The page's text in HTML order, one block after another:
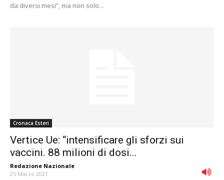
da diversi mesi”, ma non solo...
Cronaca Esteri
Vertice Ue: “intensificare gli sforzi sui
vaccini. 88 milioni di dosi...
Redazione Nazionale -
25 Marzo 2021